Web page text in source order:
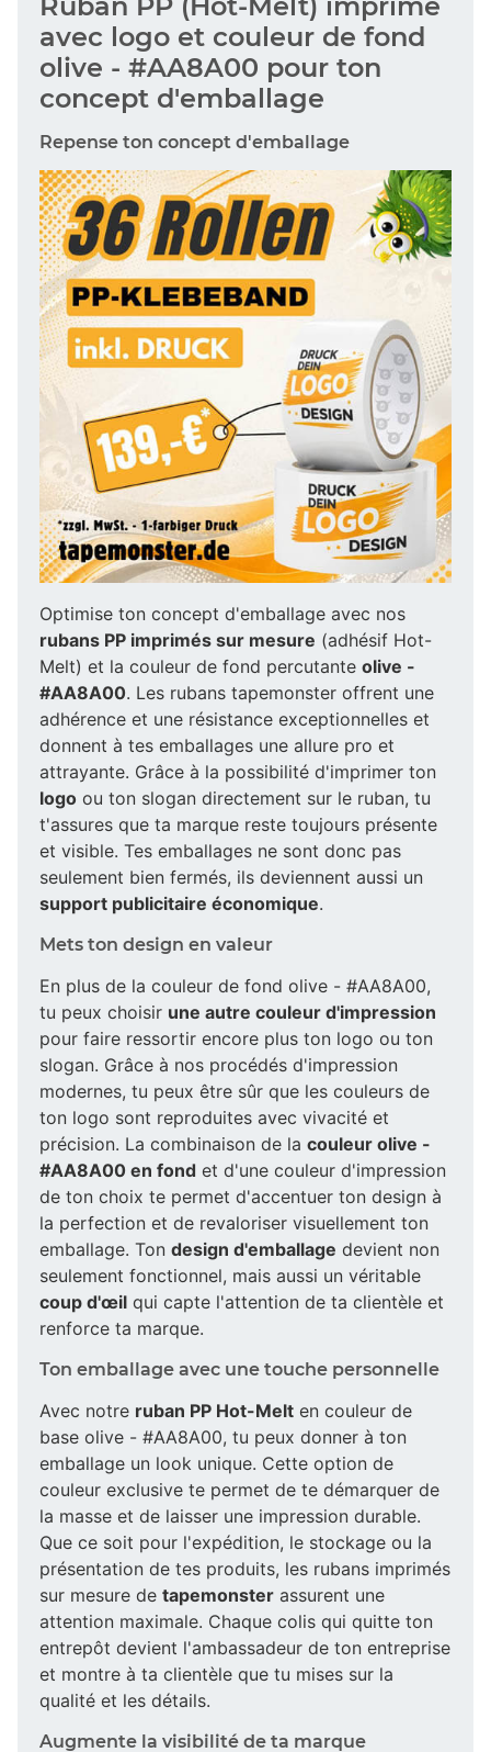
avec logo et couleur de fond
olive - #AA8A00 pour ton
concept d'emballage
Repense ton concept d'emballage
Optimise ton concept d'emballage avec nos
rubans PP imprimés sur mesure (adhésif Hot-
Melt) et la couleur de fond percutante olive -
#AA8A00. Les rubans tapemonster offrent une
adhérence et une résistance exceptionnelles et
donnent à tes emballages une allure pro et
attrayante. Grâce à la possibilité d'imprimer ton
logo ou ton slogan directement sur le ruban, tu
t'assures que ta marque reste toujours présente
et visible. Tes emballages ne sont donc pas
seulement bien fermés, ils deviennent aussi un
support publicitaire économique.
Mets ton design en valeur
En plus de la couleur de fond olive - #AA8A00,
tu peux choisir une autre couleur d'impression
pour faire ressortir encore plus ton logo ou ton
slogan. Grâce à nos procédés d'impression
modernes, tu peux être sûr que les couleurs de
ton logo sont reproduites avec vivacité et
précision. La combinaison de la couleur olive -
#AA8A00 en fond et d'une couleur d'impression
de ton choix te permet d'accentuer ton design à
la perfection et de revaloriser visuellement ton
emballage. Ton design d'emballage devient non
seulement fonctionnel, mais aussi un véritable
coup d'œil qui capte l'attention de ta clientèle et
renforce ta marque.
Ton emballage avec une touche personnelle
Avec notre ruban PP Hot-Melt en couleur de
base olive - #AA8A00, tu peux donner à ton
emballage un look unique. Cette option de
couleur exclusive te permet de te démarquer de
la masse et de laisser une impression durable.
Que ce soit pour l'expédition, le stockage ou la
présentation de tes produits, les rubans imprimés
sur mesure de tapemonster assurent une
attention maximale. Chaque colis qui quitte ton
entrepôt devient l'ambassadeur de ton entreprise
et montre à ta clientèle que tu mises sur la
qualité et les détails.
Augmente la visibilité de ta marque